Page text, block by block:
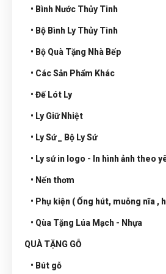
• Bình Nước Thủy Tinh
• Bộ Bình Ly Thủy Tinh
• Bộ Quà Tặng Nhà Bếp
• Các Sản Phẩm Khác
• Đế Lót Ly
• Ly Giữ Nhiệt
• Ly Sứ _ Bộ Ly Sứ
• Ly sứ in logo - In hình ảnh theo
• Nến thơm
• Phụ kiện ( Ống hút, muỗng nĩa ,
• Qùa Tặng Lúa Mạch - Nhựa
QUÀ TẶNG GỖ
• Bút gỗ